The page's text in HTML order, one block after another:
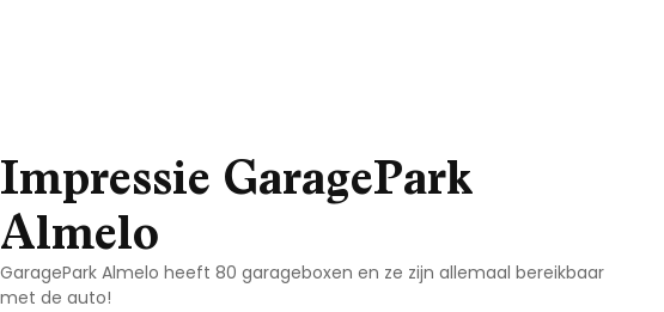
Impressie GaragePark
Almelo
GaragePark Almelo heeft 80 garageboxen en ze zijn allemaal bereikbaar
met de auto!